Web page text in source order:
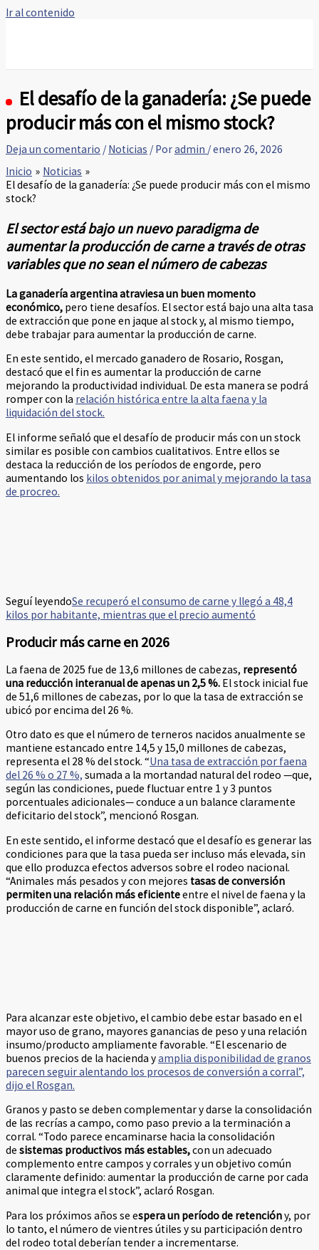
Ir al contenido
El desafío de la ganadería: ¿Se puede
producir más con el mismo stock?
Deja un comentario / Noticias / Poradmin /enero 26, 2026
Inicio
Noticias
El desafío de la ganadería: ¿Se puede producir más con el mismo
stock?
El sector está bajo un nuevo paradigma de
aumentar la producción de carne a través de otras
variables que no sean el número de cabezas
La ganadería argentina atraviesa un buen momento
económico, pero tiene desafíos. El sector está bajo una alta tasa
de extracción que pone en jaque al stock y, al mismo tiempo,
debe trabajar para aumentar la producción de carne.
En este sentido, el mercado ganadero de Rosario, Rosgan,
destacó que el fin es aumentar la producción de carne
mejorando la productividad individual. De esta manera se podrá
romper con la relación histórica entre la alta faena y la
liquidación del stock.
El informe señaló que el desafío de producir más con un stock
similar es posible con cambios cualitativos. Entre ellos se
destaca la reducción de los períodos de engorde, pero
aumentando los kilos obtenidos por animal y mejorando la tasa
de procreo.
Seguí leyendoSe recuperó el consumo de carne y llegó a 48,4
kilos por habitante, mientras que el precio aumentó
Producir más carne en 2026
La faena de 2025 fue de 13,6 millones de cabezas, representó
una reducción interanual de apenas un 2,5 %. El stock inicial fue
de 51,6 millones de cabezas, por lo que la tasa de extracción se
ubicó por encima del 26 %.
Otro dato es que el número de terneros nacidos anualmente se
mantiene estancado entre 14,5 y 15,0 millones de cabezas,
representa el 28 % del stock. “Una tasa de extracción por faena
del 26 % o 27 %, sumada a la mortandad natural del rodeo —que,
según las condiciones, puede fluctuar entre 1 y 3 puntos
porcentuales adicionales— conduce a un balance claramente
deficitario del stock”, mencionó Rosgan.
En este sentido, el informe destacó que el desafío es generar las
condiciones para que la tasa pueda ser incluso más elevada, sin
que ello produzca efectos adversos sobre el rodeo nacional.
“Animales más pesados y con mejores tasas de conversión
permiten una relación más eficienteentre el nivel de faena y la
producción de carne en función del stock disponible”, aclaró.
Para alcanzar este objetivo, el cambio debe estar basado en el
mayor uso de grano, mayores ganancias de peso y una relación
insumo/producto ampliamente favorable. “El escenario de
buenos precios de la hacienda yamplia disponibilidad de granos
parecen seguir alentando los procesos de conversión a corral”,
dijo el Rosgan.
Granos y pasto se deben complementar y darse la consolidación
de las recrías a campo, como paso previo a la terminación a
corral. “Todo parece encaminarse hacia la consolidación
de sistemas productivos más estables,con un adecuado
complemento entre campos y corrales y un objetivo común
claramente definido: aumentar la producción de carne por cada
animal que integra el stock”, aclaró Rosgan.
Para los próximos años se espera un período de retencióny, por
lo tanto, el número de vientres útiles y su participación dentro
del rodeo total deberían tender a incrementarse.